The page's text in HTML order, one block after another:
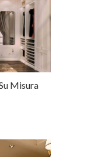
Misura